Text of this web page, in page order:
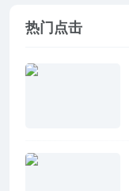
热门点击